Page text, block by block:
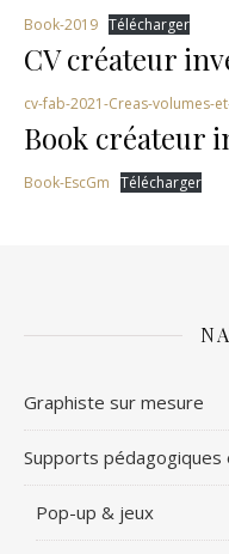
Book-2019 Télécharger
CV créateur
cv-fab-2021-Creas-volumes-
Book créateur
Book-EscGm Télécharger
Graphiste sur mesure
Supports pédagogiques
Pop-up & jeux